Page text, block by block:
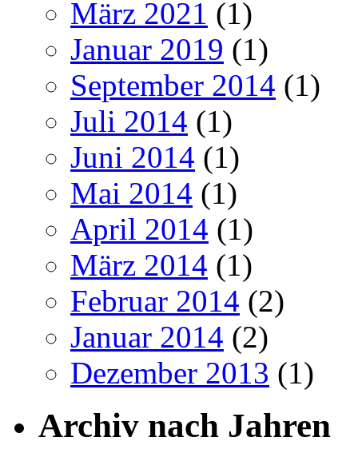
März 2021 (1)
Januar 2019 (1)
September 2014 (1)
Juli 2014 (1)
Juni 2014 (1)
Mai 2014 (1)
April 2014 (1)
März 2014 (1)
Februar 2014 (2)
Januar 2014 (2)
Dezember 2013 (1)
Archiv nach Jahren